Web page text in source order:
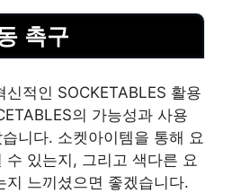
촉구
적인 SOCKETABLES 활용
의 가능성과 사용
니다. 소켓아이템을 통해 요
수 있는지, 그리고 색다른 요
지 느끼셨으면 좋겠습니다.